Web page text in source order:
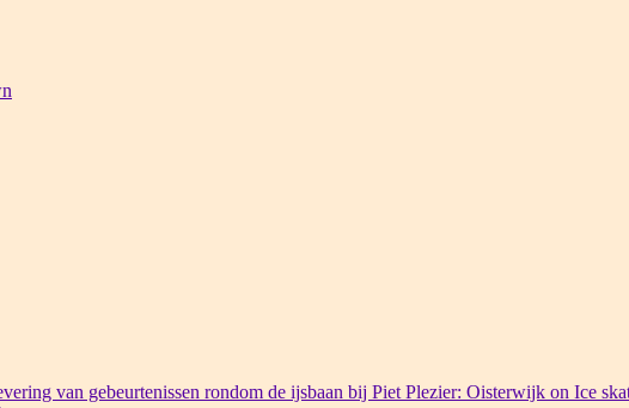
van gebeurtenissen rondom de ijsbaan bij Piet Plezier: Oisterwijk on Ice